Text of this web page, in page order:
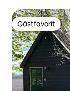
Gästfavorit
Gästfavorit